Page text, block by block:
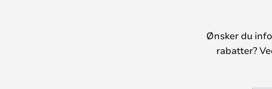
Ønsker du
rabatter?